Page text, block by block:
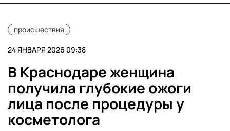
происшествия
24 ЯНВАРЯ 2026 09:38
В Краснодаре женщина
получила глубокие ожоги
лица после процедуры у
косметолога